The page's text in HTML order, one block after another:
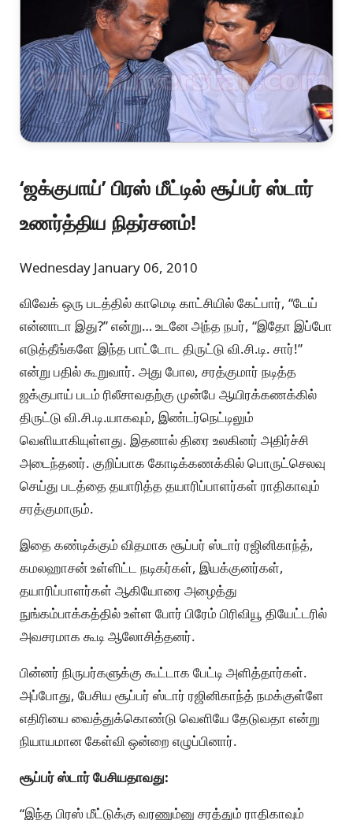
‘ஜக்குபாய்’ பிரஸ் மீட்டில் சூப்பர் ஸ்டார்
உணர்த்திய நிதர்சனம்!
Wednesday January 06, 2010
விவேக் ஒரு படத்தில் காமெடி காட்சியில் கேட்பார், “டேய்
என்னாடா இது?” என்று… உடனே அந்த நபர், “இதோ இப்போ
எடுத்தீங்களே இந்த பாட்டோட திருட்டு வி.சி.டி. சார்!”
என்று பதில் கூறுவார். அது போல, சரத்குமார் நடித்த
ஜக்குபாய் படம் ரிலீசாவதற்கு முன்பே ஆயிரக்கணக்கில்
திருட்டு வி.சி.டி.யாகவும், இண்டர்நெட்டிலும்
வெளியாகியுள்ளது. இதனால் திரை உலகினர் அதிர்ச்சி
அடைந்தனர். குறிப்பாக கோடிக்கணக்கில் பொருட்செலவு
செய்து படத்தை தயாரித்த தயாரிப்பாளர்கள் ராதிகாவும்
சரத்குமாரும்.
இதை கண்டிக்கும் விதமாக சூப்பர் ஸ்டார் ரஜினிகாந்த்,
கமலஹாசன் உள்ளிட்ட நடிகர்கள், இயக்குனர்கள்,
தயாரிப்பாளர்கள் ஆகியோரை அழைத்து
நுங்கம்பாக்கத்தில் உள்ள போர் பிரேம் பிரிவியூ தியேட்டரில்
அவசரமாக கூடி ஆலோசித்தனர்.
பின்னர் நிருபர்களுக்கு கூட்டாக பேட்டி அளித்தார்கள்.
அப்போது, பேசிய சூப்பர் ஸ்டார் ரஜினிகாந்த் நமக்குள்ளே
எதிரியை வைத்துக்கொண்டு வெளியே தேடுவதா என்று
நியாயமான கேள்வி ஒன்றை எழுப்பினார்.
சூப்பர் ஸ்டார் பேசியதாவது:
“இந்த பிரஸ் மீட்டுக்கு வரணும்னு சரத்தும் ராதிகாவும்